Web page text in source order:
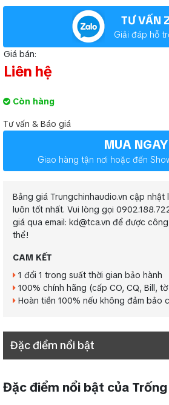
TƯ VẤN
Giải đáp hỗ
Giá bán:
Liên hệ
Còn hàng
Tư vấn & Báo giá
MUA NGAY
Giao hàng tận nơi hoặc đến
Bảng giá Trungchinhaudio.vn cập nhật
luôn tốt nhất. Vui lòng gọi
giá qua email: kd@tca.vn để được
thể!
CAM KẾT
1 đổi 1 trong suất thời gian bảo hành
100% chính hãng (cấp CO, CQ, Bill, tờ
Hoàn tiền 100% nếu không đảm bảo
Đặc điểm nổi bật
Đặc điểm nổi bật của